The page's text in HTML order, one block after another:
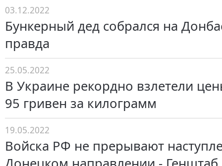
03.12.2022
Бункерный дед собрался на
правда
25.05.2022
В Украине рекордно взлетели
95 гривен за килограмм
19.05.2022
Войска РФ не прерывают